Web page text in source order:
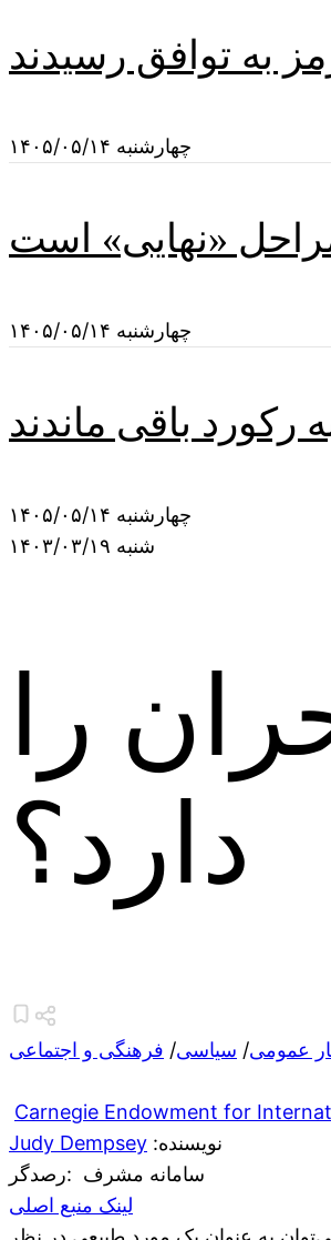
به توافق رسیدند
چهارشنبه ۱۴۰۵/۰۵/۱۴
چهارشنبه ۱۴۰۵/۰۵/۱۴
رکورد باقی ماندند
چهارشنبه ۱۴۰۵/۰۵/۱۴
شنبه ۱۴۰۳/۰۳/۱۹
را
دارد؟
عمومی/ سیاسی/ فرهنگی و اجتماعی
Carnegie Endowment for
Judy Dempsey :نویسنده
سامانه مشرف :رصدگر
لینک منبع اصلی